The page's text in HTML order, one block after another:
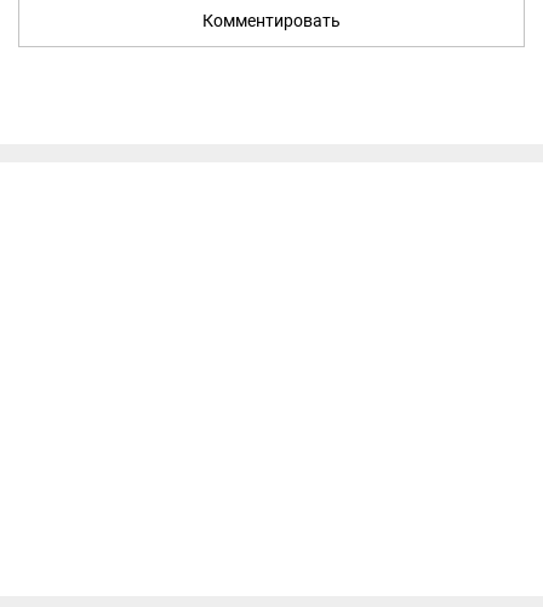
Комментировать